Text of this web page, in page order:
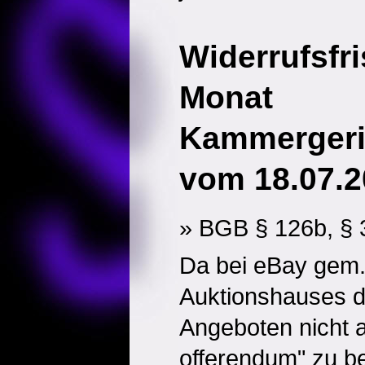
Monat
vom
» BGB § 126b, §
Da bei eBay
Auktionshauses
Angeboten nicht
offerendum" zu